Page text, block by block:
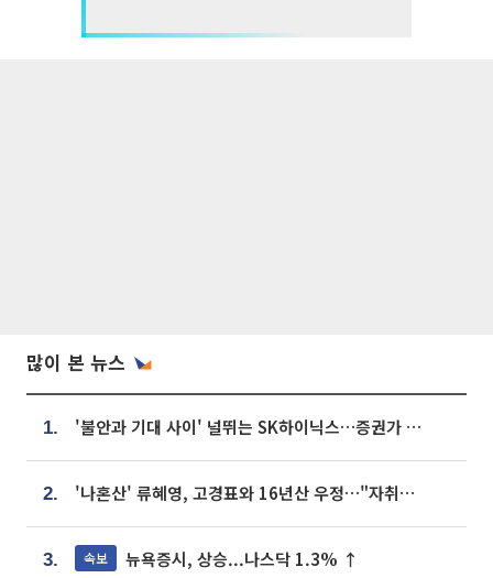
많이 본 뉴스
1. '불안과 기대 사이' 널뛰는 SK하이닉스…증권가 "HBM4·LTA 기반 펀터멘털 견고"
2. '나혼산' 류혜영, 고경표와 16년산 우정…"자취방서 부모님과 마주쳐"
3. 속보 뉴욕증시, 상승...나스닥 1.3% ↑